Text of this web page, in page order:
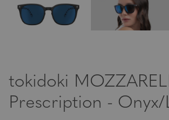
tokidoki
Prescription - Onyx/